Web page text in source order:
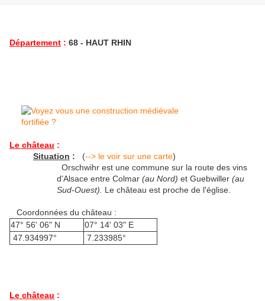
Département : 68 - HAUT RHIN
Le château :
Situation : (--> le voir sur une carte)
Orschwihr est une commune sur la route des vins
d'Alsace entre Colmar (au Nord) et Guebwiller (au
Sud-Ouest).
Le château est proche de l'église.
Coordonnées du château :
47° 56' 06" N
07° 14' 03" E
47.934997°
7.233985°
Le château :